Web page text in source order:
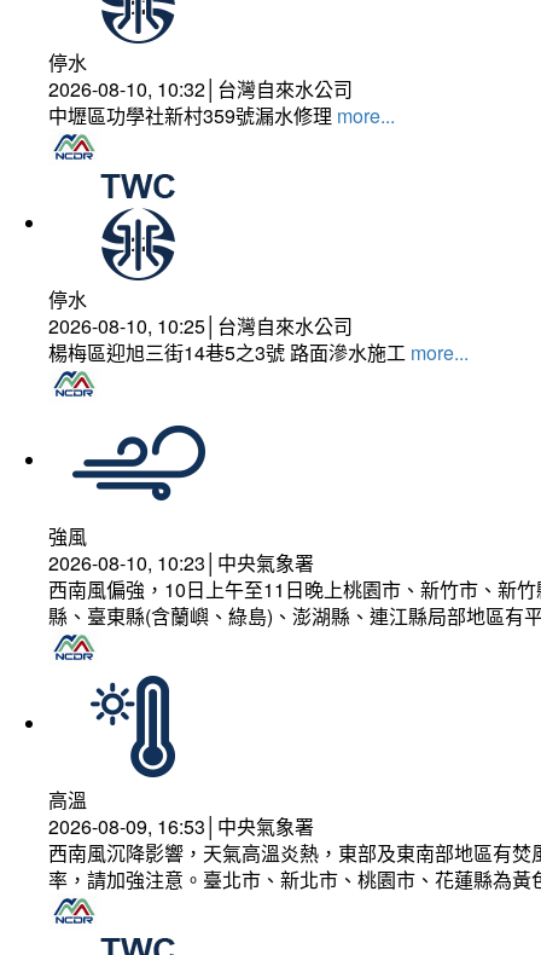
停水
2026-08-10, 10:32│台灣自來水公司
中壢區功學社新村359號漏水修理 more...
停水
2026-08-10, 10:25│台灣自來水公司
楊梅區迎旭三街14巷5之3號 路面滲水施工 more...
強風
2026-08-10, 10:23│中央氣象署
西南風偏強，10日上午至11日晚上桃園市、新竹市、新
縣、臺東縣(含蘭嶼、綠島)、澎湖縣、連江縣局部地區
高溫
2026-08-09, 16:53│中央氣象署
西南風沉降影響，天氣高溫炎熱，東部及東南部地區有
率，請加強注意。臺北市、新北市、桃園市、花蓮縣為